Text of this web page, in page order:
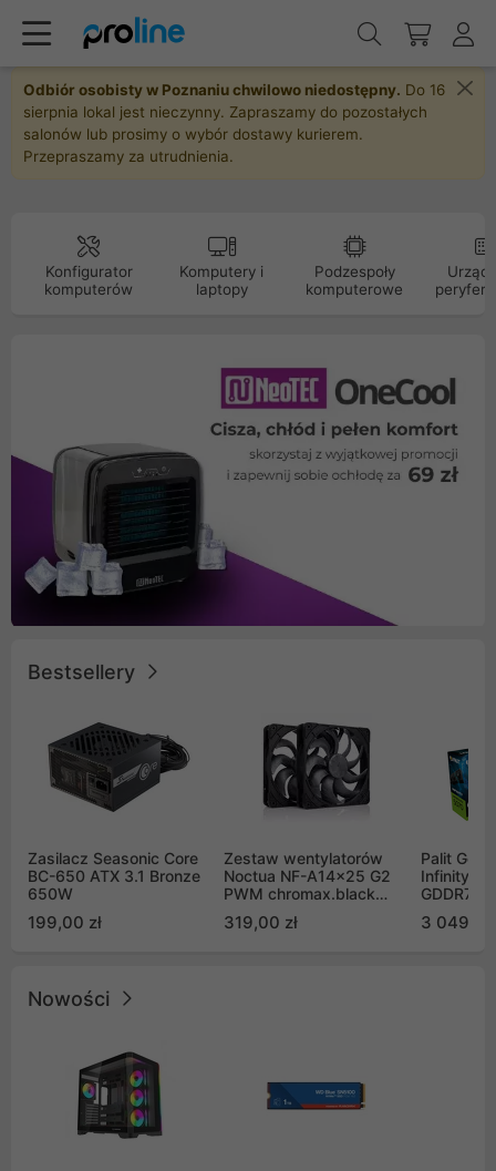
Odbiór osobisty w Poznaniu chwilowo niedostępny. Do 16
sierpnia lokal jest nieczynny. Zapraszamy do pozostałych
salonów lub prosimy o wybór dostawy kurierem.
Przepraszamy za utrudnienia.
Konfigurator
komputerów
Komputery i
laptopy
Podzespoły
komputerowe
Bestsellery
Zasilacz Seasonic Core
BC-650 ATX 3.1 Bronze
650W
199,00 zł
Zestaw wentylatorów
Noctua NF-A14x25 G2
PWM chromax.black
Push Pull (2szt)
319,00 zł
Palit
Infinity 3
GDDR7
GB2050S)
3 049,00
Nowości